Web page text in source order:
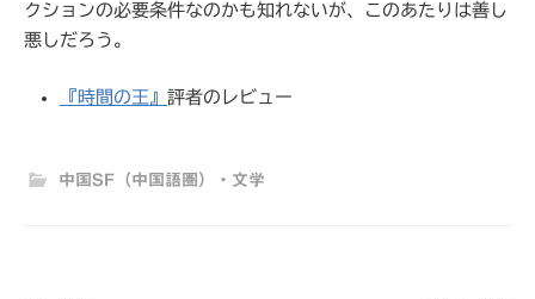
クションの必要条件なのかも知れないが、このあたりは善し
悪しだろう。
『時間の王』 評者のレビュー
中国SF（中国語圏）・文学